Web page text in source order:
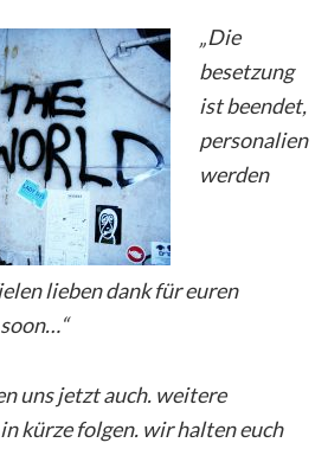
„Die
besetzung
ist beendet,
personalien
werden
lieben dank für euren
uns jetzt auch. weitere
kürze folgen. wir halten euch